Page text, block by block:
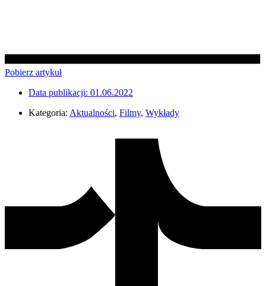
Pobierz artykuł
Data publikacji: 01.06.2022
Kategoria: Aktualności, Filmy, Wykłady